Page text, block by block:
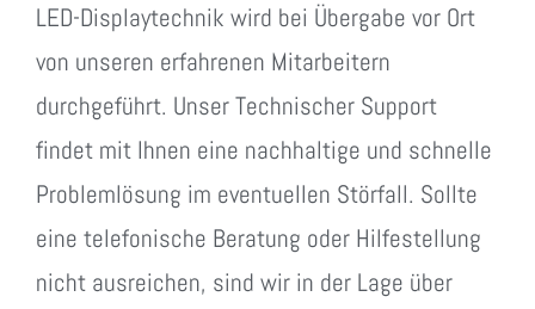
LED-Displaytechnik wird bei Übergabe vor Ort
von unseren erfahrenen Mitarbeitern
durchgeführt. Unser Technischer Support
findet mit Ihnen eine nachhaltige und schnelle
Problemlösung im eventuellen Störfall. Sollte
eine telefonische Beratung oder Hilfestellung
nicht ausreichen, sind wir in der Lage über